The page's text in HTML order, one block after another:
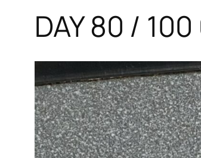
DAY 80 /